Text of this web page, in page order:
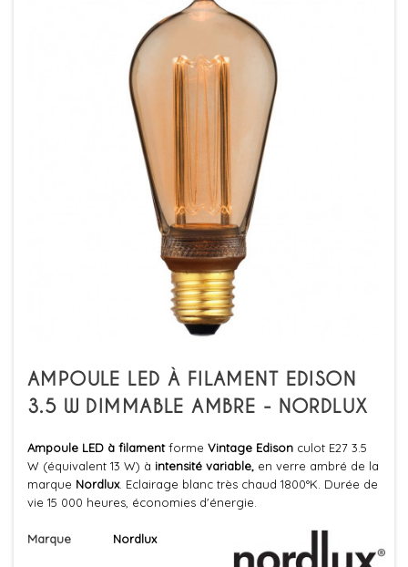
AMPOULE LED À FILAMENT EDISON
3.5 W DIMMABLE AMBRE - NORDLUX
Ampoule LED à filamentforme Vintage Edison culot E27 3.5
W (équivalent 13 W) à intensité variable, en verre ambré de la
marque Nordlux. Eclairage blanc très chaud 1800°K. Durée de
vie 15 000 heures, économies d'énergie.
Marque Nordlux